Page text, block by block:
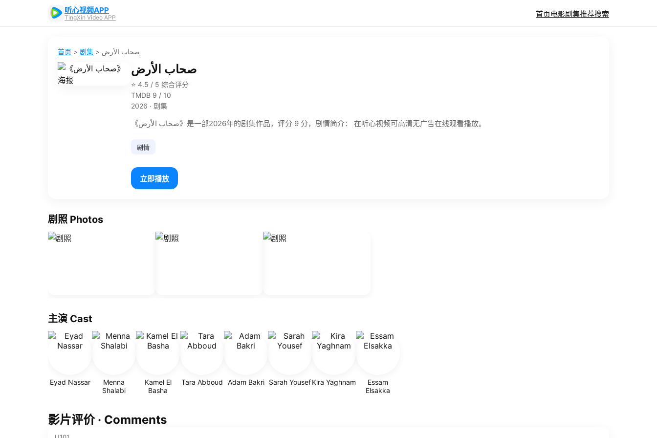
听心视频APP
TingXin Video APP 首页电影剧集推荐搜索
首页 > 剧集 > صحاب الأرض
صحاب الأرض
⭐ 4.5 / 5 综合评分
TMDB 9 / 10
2026 · 剧集
《صحاب الأرض》是一部2026年的剧集作品，评分 9 分，剧情简介： 在听心视频可高清无广告在线观看播放。
剧情
立即播放
剧照 Photos
主演 Cast
Eyad Nassar
Menna
Shalabi
Kamel El
Basha
Tara Abboud Adam Bakri Sarah YousefKira Yaghnam
Essam
Elsakka
影片评价 · Comments